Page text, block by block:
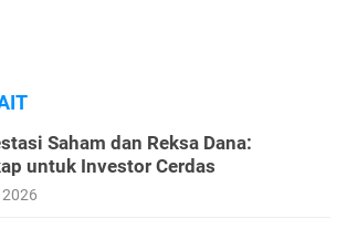
Saham dan Reksa Dana:
untuk Investor Cerdas